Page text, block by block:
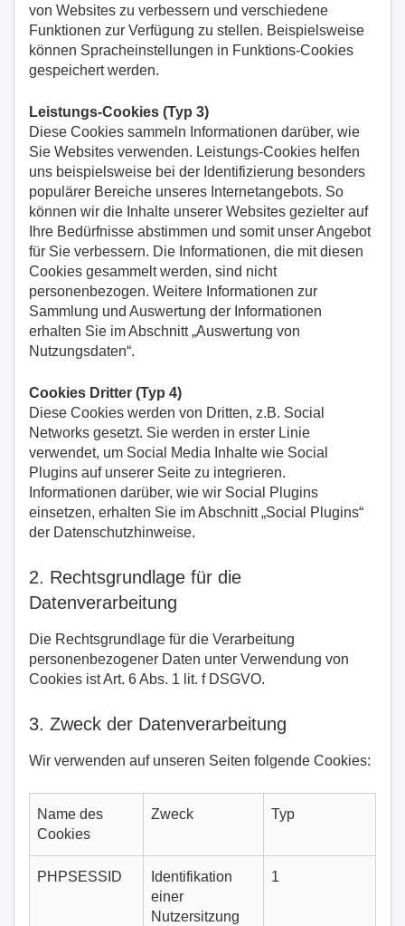
von Websites zu verbessern und verschiedene
Funktionen zur Verfügung zu stellen. Beispielsweise
können Spracheinstellungen in Funktions-Cookies
gespeichert werden.
Leistungs-Cookies (Typ 3)
Diese Cookies sammeln Informationen darüber, wie
Sie Websites verwenden. Leistungs-Cookies helfen
uns beispielsweise bei der Identifizierung besonders
populärer Bereiche unseres Internetangebots. So
können wir die Inhalte unserer Websites gezielter auf
Ihre Bedürfnisse abstimmen und somit unser Angebot
für Sie verbessern. Die Informationen, die mit diesen
Cookies gesammelt werden, sind nicht
personenbezogen. Weitere Informationen zur
Sammlung und Auswertung der Informationen
erhalten Sie im Abschnitt „Auswertung von
Nutzungsdaten“.
Cookies Dritter (Typ 4)
Diese Cookies werden von Dritten, z.B. Social
Networks gesetzt. Sie werden in erster Linie
verwendet, um Social Media Inhalte wie Social
Plugins auf unserer Seite zu integrieren.
Informationen darüber, wie wir Social Plugins
einsetzen, erhalten Sie im Abschnitt „Social Plugins“
der Datenschutzhinweise.
2. Rechtsgrundlage für die
Datenverarbeitung
Die Rechtsgrundlage für die Verarbeitung
personenbezogener Daten unter Verwendung von
Cookies ist Art. 6 Abs. 1 lit. f DSGVO.
3. Zweck der Datenverarbeitung
Wir verwenden auf unseren Seiten folgende Cookies:
Name des
Cookies
Zweck Typ
PHPSESSID
Identifikation
einer
Nutzersitzung
1